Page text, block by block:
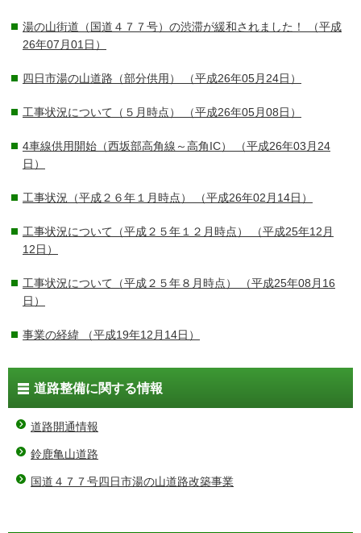
湯の山街道（国道４７７号）の渋滞が緩和されました！
（平成
26年07月01日）
四日市湯の山道路（部分供用） （平成26年05月24日）
工事状況について（５月時点） （平成26年05月08日）
4車線供用開始（西坂部高角線～高角IC）
（平成26年03月24
日）
工事状況（平成２６年１月時点） （平成26年02月14日）
工事状況について（平成２５年１２月時点）
（平成25年12月
12日）
工事状況について（平成２５年８月時点）
（平成25年08月16
日）
事業の経緯 （平成19年12月14日）
道路整備に関する情報
道路開通情報
鈴鹿亀山道路
国道４７７号四日市湯の山道路改築事業